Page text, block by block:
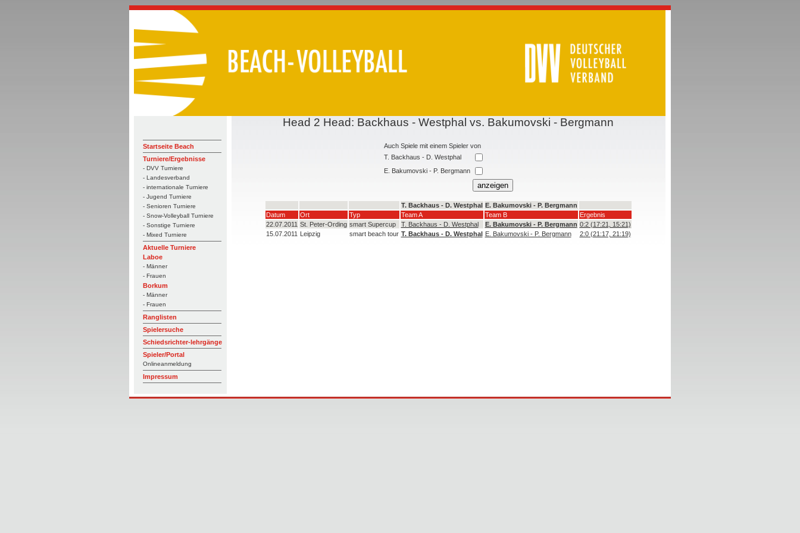
Startseite Beach
Turniere/Ergebnisse
- DVV Turniere
- Landesverband
- internationale Turniere
- Jugend Turniere
- Senioren Turniere
- Snow-Volleyball Turniere
- Sonstige Turniere
- Mixed Turniere
Aktuelle Turniere
Laboe
- Männer
- Frauen
Borkum
- Männer
- Frauen
Ranglisten
Spielersuche
Schiedsrichter-lehrgänge
Spieler/Portal
Onlineanmeldung
Impressum
Head 2 Head: Backhaus - Westphal vs. Bakumovski - Bergmann
Auch Spiele mit einem Spieler von
T. Backhaus - D. Westphal
E. Bakumovski - P. Bergmann
T. Backhaus - D. Westphal E. Bakumovski - P. Bergmann
Datum
Ort Typ Team A Team B
Ergebnis
22.07.2011 St. Peter-Ording smart Supercup T. Backhaus - D. Westphal E. Bakumovski - P. Bergmann 0:2 (17:21, 15:21)
15.07.2011 Leipzig smart beach tour T. Backhaus - D. Westphal E. Bakumovski - P. Bergmann 2:0 (21:17, 21:19)